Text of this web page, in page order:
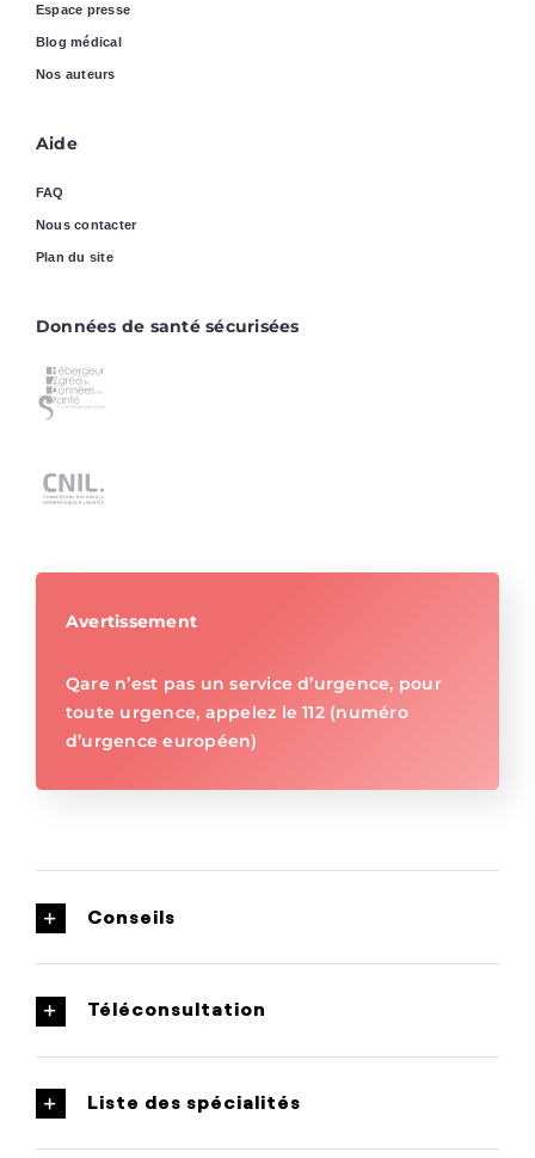
Espace presse
Blog médical
Nos auteurs
Aide
FAQ
Nous contacter
Plan du site
Données de santé sécurisées
Avertissement
Qare n’est pas un service d’urgence, pour
toute urgence, appelez le 112 (numéro
d’urgence européen)
Conseils
Téléconsultation
Liste des spécialités